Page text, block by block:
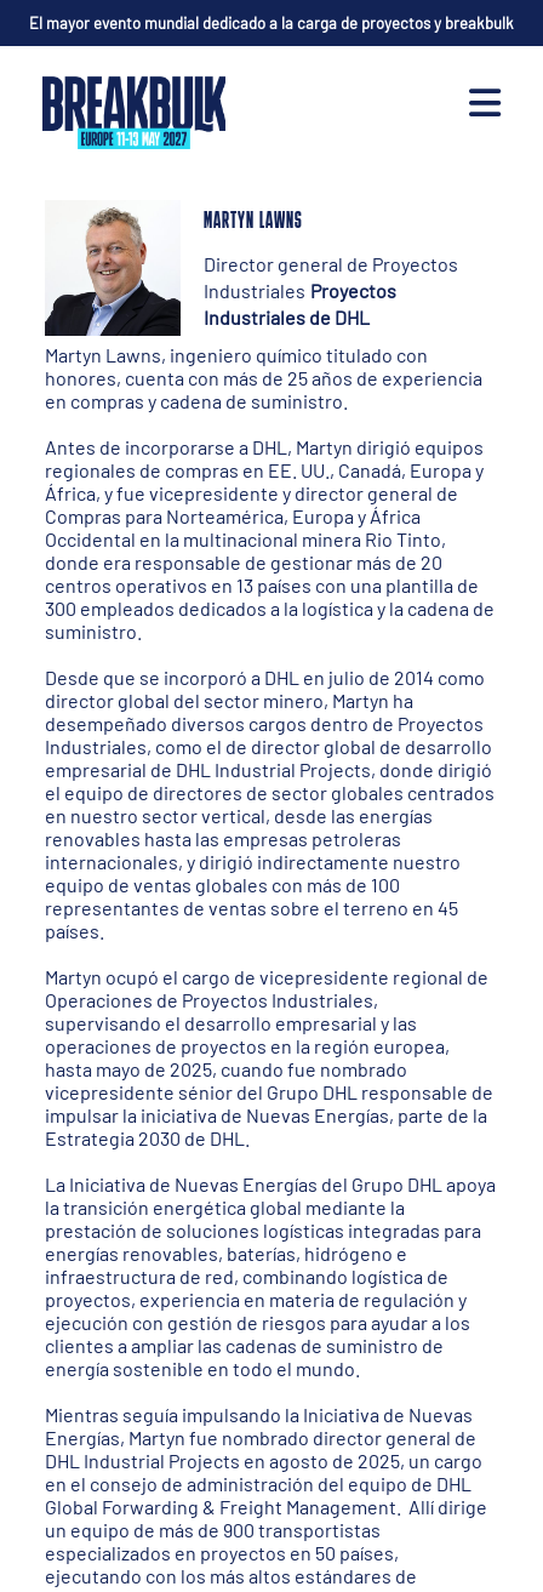
El mayor evento mundial dedicado a la carga de proyectos y breakbulk
MARTYN LAWNS
Director general de Proyectos
Industriales Proyectos
Industriales de DHL
Martyn Lawns, ingeniero químico titulado con
honores, cuenta con más de 25 años de experiencia
en compras y cadena de suministro.
Antes de incorporarse a DHL, Martyn dirigió equipos
regionales de compras en EE. UU., Canadá, Europa y
África, y fue vicepresidente y director general de
Compras para Norteamérica, Europa y África
Occidental en la multinacional minera Rio Tinto,
donde era responsable de gestionar más de 20
centros operativos en 13 países con una plantilla de
300 empleados dedicados a la logística y la cadena de
suministro.
Desde que se incorporó a DHL en julio de 2014 como
director global del sector minero, Martyn ha
desempeñado diversos cargos dentro de Proyectos
Industriales, como el de director global de desarrollo
empresarial de DHL Industrial Projects, donde dirigió
el equipo de directores de sector globales centrados
en nuestro sector vertical, desde las energías
renovables hasta las empresas petroleras
internacionales, y dirigió indirectamente nuestro
equipo de ventas globales con más de 100
representantes de ventas sobre el terreno en 45
países.
Martyn ocupó el cargo de vicepresidente regional de
Operaciones de Proyectos Industriales,
supervisando el desarrollo empresarial y las
operaciones de proyectos en la región europea,
hasta mayo de 2025, cuando fue nombrado
vicepresidente sénior del Grupo DHL responsable de
impulsar la iniciativa de Nuevas Energías, parte de la
Estrategia 2030 de DHL.
La Iniciativa de Nuevas Energías del Grupo DHL apoya
la transición energética global mediante la
prestación de soluciones logísticas integradas para
energías renovables, baterías, hidrógeno e
infraestructura de red, combinando logística de
proyectos, experiencia en materia de regulación y
ejecución con gestión de riesgos para ayudar a los
clientes a ampliar las cadenas de suministro de
energía sostenible en todo el mundo.
Mientras seguía impulsando la Iniciativa de Nuevas
Energías, Martyn fue nombrado director general de
DHL Industrial Projects en agosto de 2025, un cargo
en el consejo de administración del equipo de DHL
Global Forwarding & Freight Management. Allí dirige
un equipo de más de 900 transportistas
especializados en proyectos en 50 países,
ejecutando con los más altos estándares de